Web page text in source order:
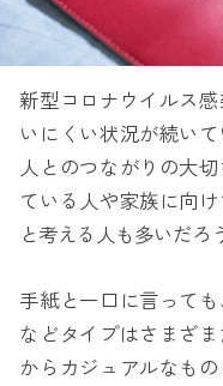
新型コロナウイルス
いにくい状況が続い
人とのつながりの大
ている人や家族に向
と考える人も多いだろ
手紙と一口に言って
などタイプはさまざ
からカジュアルなも